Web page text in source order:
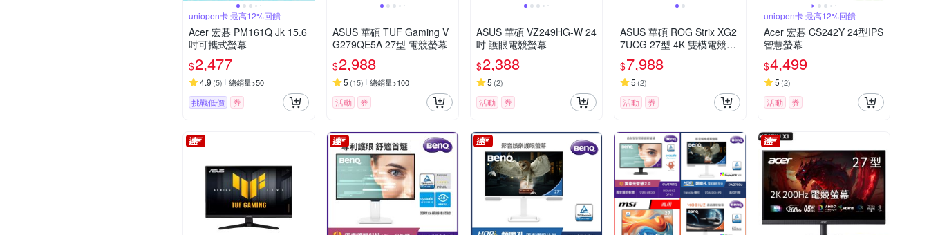
uniopen卡 最高12%回饋
Acer 宏碁 PM161Q Jk 15.6
吋可攜式螢幕
$2,477
4.9 (5) 總銷量>50
挑戰低價 券
ASUS 華碩 TUF Gaming V
G279QE5A 27型 電競螢幕
$2,988
5 (15) 總銷量>100
活動 券
ASUS 華碩 VZ249HG-W 24
吋 護眼電競螢幕
$2,388
5 (2)
活動 券
ASUS 華碩 ROG Strix XG2
7UCG 27型 4K 雙模電競螢
幕
$7,988
5 (2)
活動 券
uniopen卡 最高12%回饋
Acer 宏碁 CS242Y 24型IPS
智慧螢幕
$4,499
5 (2)
活動 券